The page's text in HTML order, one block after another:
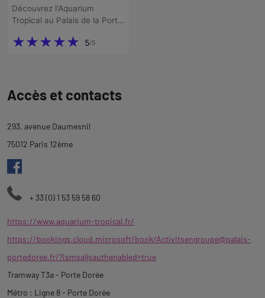
ticketing
Accès et contacts
293, avenue Daumesnil
75012 Paris 12ème
+ 33 (0) 1 53 59 58 60
https://www.aquarium-tropical.fr/
https://bookings.cloud.microsoft/book/Activitsengroupe@palais-
portedoree.fr/?ismsaljsauthenabled=true
Tramway T3a - Porte Dorée
Métro : Ligne 8 - Porte Dorée